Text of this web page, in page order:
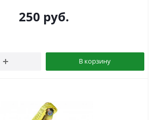
250 руб.
В корзину